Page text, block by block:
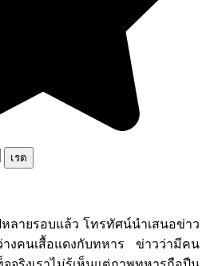
ายรอบแล้ว โทรทัศน์นำเสนอข่าว
างคนเสื้อแดงกับทหาร ข่าวว่ามีคน